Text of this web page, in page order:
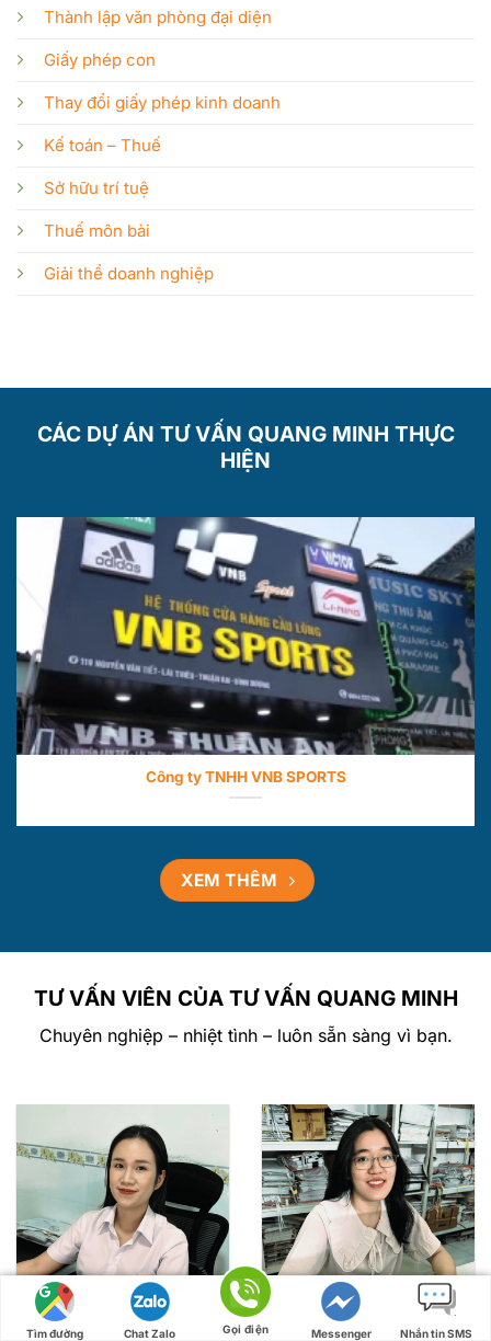
Thành lập văn phòng đại diện
Giấy phép con
Thay đổi giấy phép kinh doanh
Kế toán – Thuế
Sở hữu trí tuệ
Thuế môn bài
Giải thể doanh nghiệp
CÁC DỰ ÁN TƯ VẤN QUANG MINH THỰC
HIỆN
Công ty TNHH VNB SPORTS
XEM THÊM
TƯ VẤN VIÊN CỦA TƯ VẤN QUANG MINH
Chuyên nghiệp – nhiệt tình – luôn sẵn sàng vì bạn.
Quách Thị Huệ
Tư vấn Thuế & Kế toán
Huỳnh Thị Cúc
Tư vấn doanh nghiệp
Tìm đường Chat Zalo Gọi điện Messenger Nhắn tin SMS